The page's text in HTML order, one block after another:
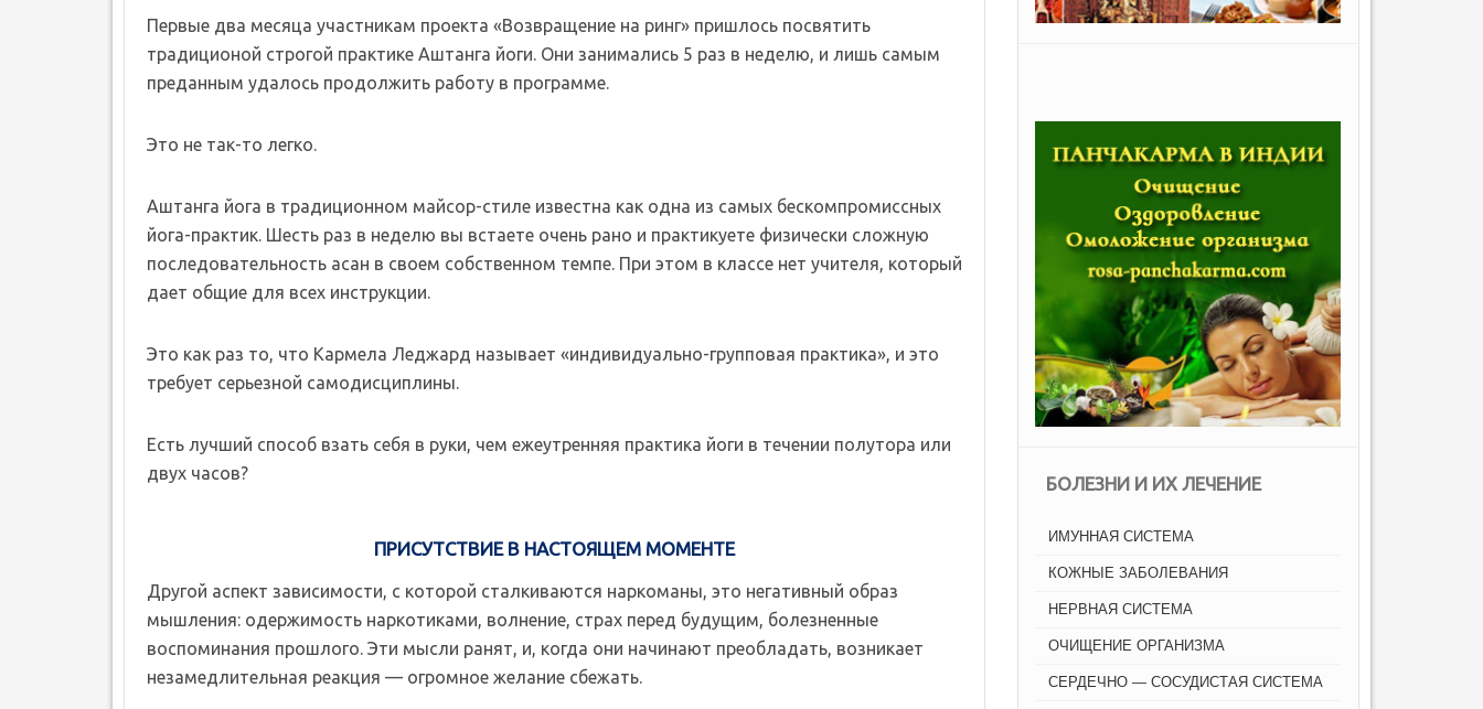
Первые два месяца участникам проекта «Возвращение на ринг» пришлось посвятить
традиционой строгой практике Аштанга йоги. Они занимались 5 раз в неделю, и лишь самым
преданным удалось продолжить работу в программе.
Это не так-то легко.
Аштанга йога в традиционном майсор-стиле известна как одна из самых бескомпромиссных
йога-практик. Шесть раз в неделю вы встаете очень рано и практикуете физически сложную
последовательность асан в своем собственном темпе. При этом в классе нет учителя, который
дает общие для всех инструкции.
Это как раз то, что Кармела Леджард называет «индивидуально-групповая практика», и это
требует серьезной самодисциплины.
Есть лучший способ взать себя в руки, чем ежеутренняя практика йоги в течении полутора или
двух часов?
ПРИСУТСТВИЕ В НАСТОЯЩЕМ МОМЕНТЕ
Другой аспект зависимости, с которой сталкиваются наркоманы, это негативный образ
мышления: одержимость наркотиками, волнение, страх перед будущим, болезненные
воспоминания прошлого. Эти мысли ранят, и, когда они начинают преобладать, возникает
незамедлительная реакция — огромное желание сбежать.
БОЛЕЗНИ И ИХ ЛЕЧЕНИЕ
ИМУННАЯ СИСТЕМА
КОЖНЫЕ ЗАБОЛЕВАНИЯ
НЕРВНАЯ СИСТЕМА
ОЧИЩЕНИЕ ОРГАНИЗМА
СЕРДЕЧНО — СОСУДИСТАЯ СИСТЕМА